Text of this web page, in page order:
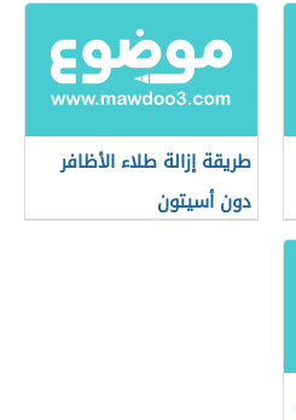
طريقة إزالة طلاء الأظافر
دون أسيتون